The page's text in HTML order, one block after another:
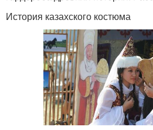
История казахского костюма